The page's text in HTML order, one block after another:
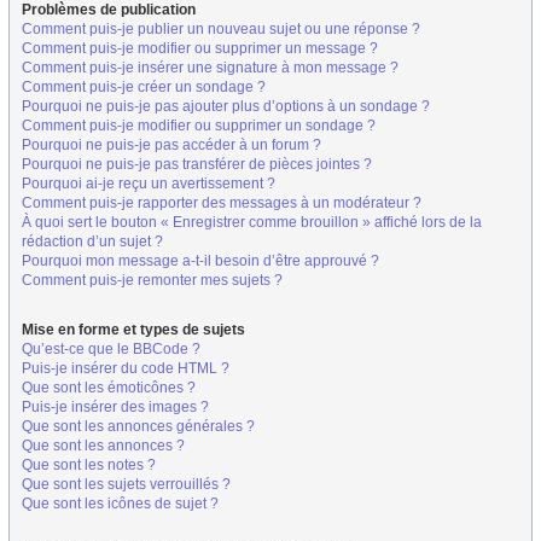
Problèmes de publication
Comment puis-je publier un nouveau sujet ou une réponse ?
Comment puis-je modifier ou supprimer un message ?
Comment puis-je insérer une signature à mon message ?
Comment puis-je créer un sondage ?
Pourquoi ne puis-je pas ajouter plus d’options à un sondage ?
Comment puis-je modifier ou supprimer un sondage ?
Pourquoi ne puis-je pas accéder à un forum ?
Pourquoi ne puis-je pas transférer de pièces jointes ?
Pourquoi ai-je reçu un avertissement ?
Comment puis-je rapporter des messages à un modérateur ?
À quoi sert le bouton « Enregistrer comme brouillon » affiché lors de la
rédaction d’un sujet ?
Pourquoi mon message a-t-il besoin d’être approuvé ?
Comment puis-je remonter mes sujets ?
Mise en forme et types de sujets
Qu’est-ce que le BBCode ?
Puis-je insérer du code HTML ?
Que sont les émoticônes ?
Puis-je insérer des images ?
Que sont les annonces générales ?
Que sont les annonces ?
Que sont les notes ?
Que sont les sujets verrouillés ?
Que sont les icônes de sujet ?